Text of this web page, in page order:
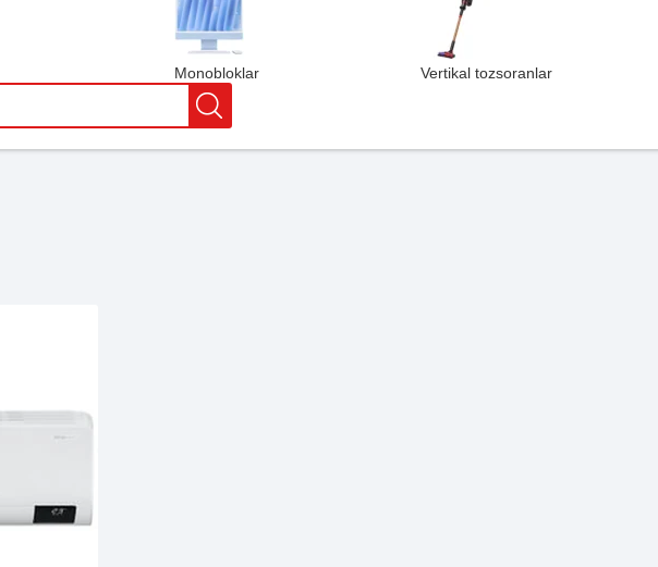
Monobloklar Vertikal tozsoranlar